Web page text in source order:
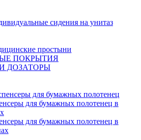
сидения на унитаз
простыни
ПОКРЫТИЯ
ДОЗАТОРЫ
для бумажных полотенец
для бумажных полотенец в
для бумажных полотенец в